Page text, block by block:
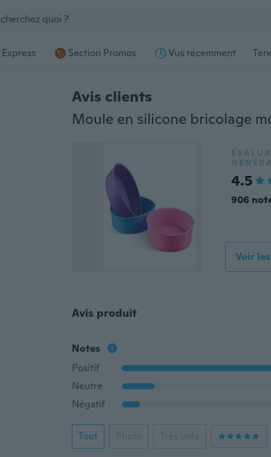
Express Section Promos Vus récemment
Avis clients
4.5
906
Voir
Avis produit
Notes
Positif
Neutre
Négatif
Tout Photo Très utile